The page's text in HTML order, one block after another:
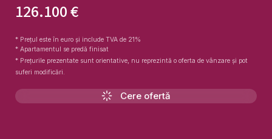
126.100 €
* Prețul este în euro și include TVA de 21%
* Apartamentul se predă finisat
* Prețurile prezentate sunt orientative, nu reprezintă o oferta de vânzare și pot
suferi modificări.
Cere ofertă